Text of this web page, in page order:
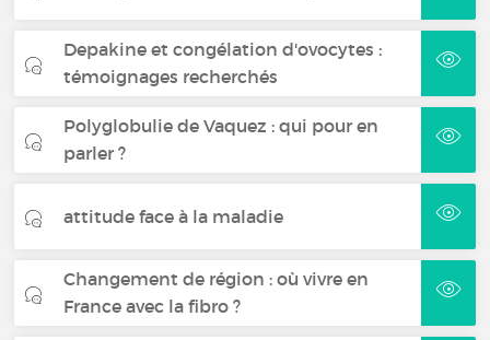
Depakine et congélation d'ovocytes :
témoignages recherchés
Polyglobulie de Vaquez : qui pour en
parler ?
attitude face à la maladie
Changement de région : où vivre en
France avec la fibro ?